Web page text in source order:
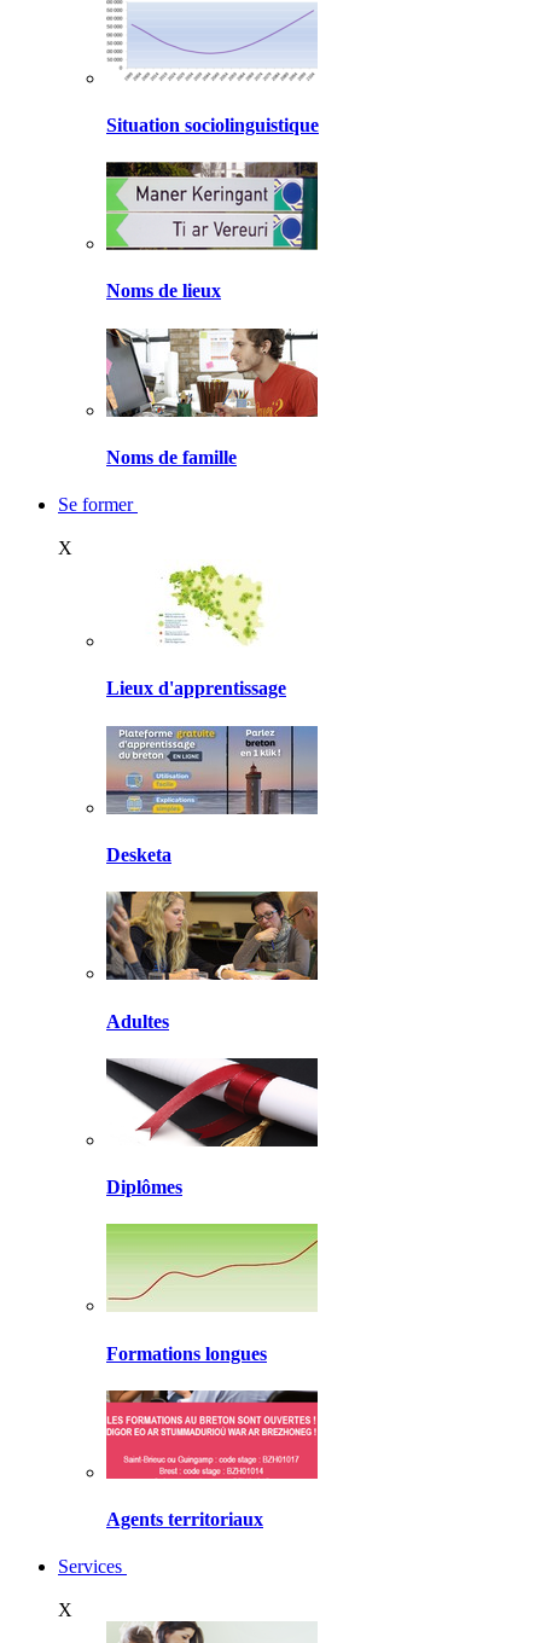
Situation sociolinguistique
Noms de lieux
Noms de famille
Se former
X
Lieux d'apprentissage
Desketa
Adultes
Diplômes
Formations longues
Agents territoriaux
Services
X